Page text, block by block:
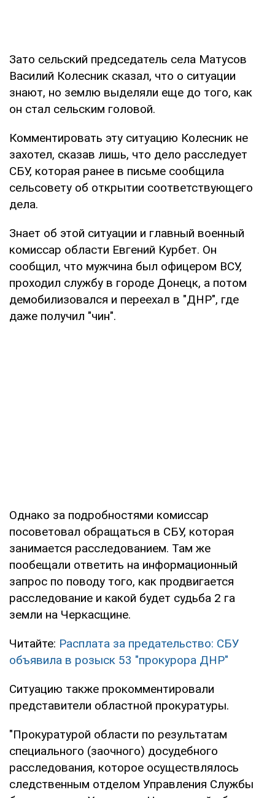
Зато сельский председатель села Матусов
Василий Колесник сказал, что о ситуации
знают, но землю выделяли еще до того, как
он стал сельским головой.
Комментировать эту ситуацию Колесник не
захотел, сказав лишь, что дело расследует
СБУ, которая ранее в письме сообщила
сельсовету об открытии соответствующего
дела.
Знает об этой ситуации и главный военный
комиссар области Евгений Курбет. Он
сообщил, что мужчина был офицером ВСУ,
проходил службу в городе Донецк, а потом
демобилизовался и переехал в "ДНР", где
даже получил "чин".
Однако за подробностями комиссар
посоветовал обращаться в СБУ, которая
занимается расследованием. Там же
пообещали ответить на информационный
запрос по поводу того, как продвигается
расследование и какой будет судьба 2 га
земли на Черкасщине.
Читайте: Расплата за предательство: СБУ
объявила в розыск 53 "прокурора ДНР"
Ситуацию также прокомментировали
представители областной прокуратуры.
"Прокуратурой области по результатам
специального (заочного) досудебного
расследования, которое осуществлялось
следственным отделом Управления Службы